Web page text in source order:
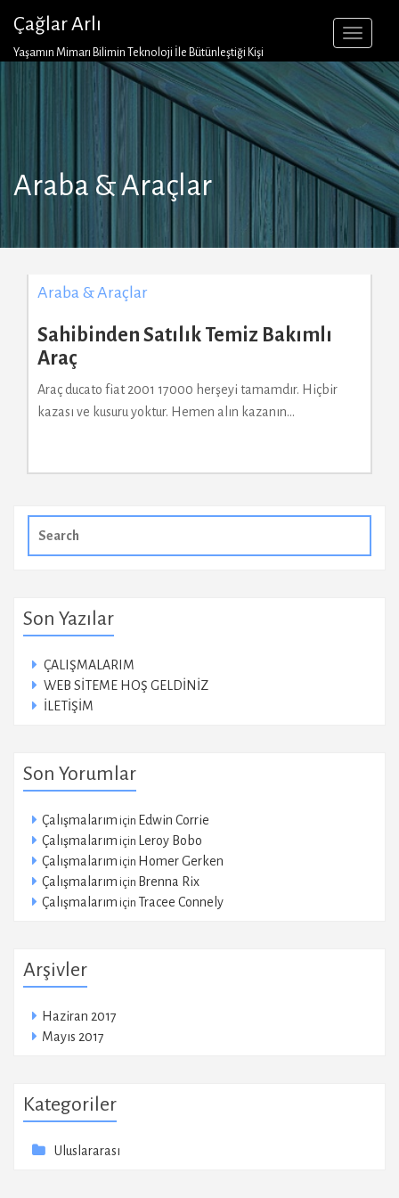
content
Çağlar Arlı
Yaşamın Mimarı Bilimin Teknoloji İle Bütünleştiği Kişi
Araba & Araçlar
Araba & Araçlar
Sahibinden Satılık Temiz Bakımlı
Araç
Araç ducato fiat 2001 17000 herşeyi tamamdır. Hiçbir
kazası ve kusuru yoktur. Hemen alın kazanın…
for:
Son Yazılar
ÇALIŞMALARIM
WEB SİTEME HOŞ GELDİNİZ
İLETİŞİM
Son Yorumlar
Çalışmalarım için Edwin Corrie
Çalışmalarım için
Leroy Bobo
Çalışmalarım için Homer Gerken
Çalışmalarım için Brenna Rix
Çalışmalarım için Tracee Connely
Arşivler
Haziran 2017
Mayıs 2017
Kategoriler
Uluslararası